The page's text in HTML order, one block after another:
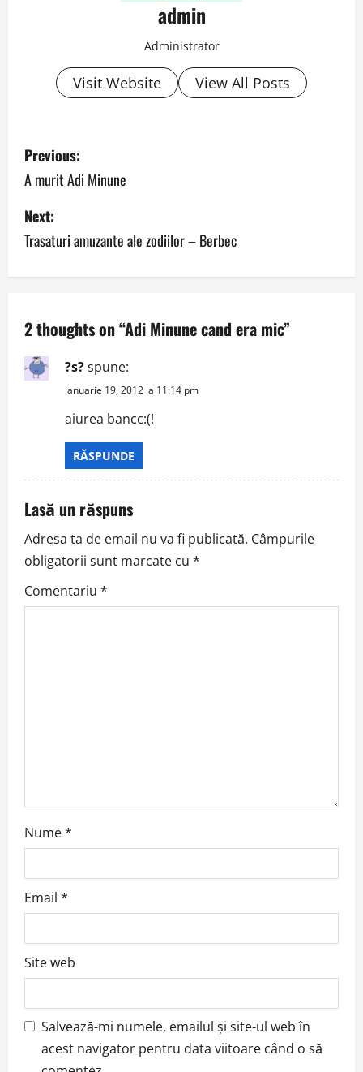
admin
Administrator
Visit Website View All Posts
P
o
s
t
n
a
v
i
t
i
o
n
Previous:
A murit Adi Minune
Next:
Trasaturi amuzante ale zodiilor – Berbec
2 thoughts on “Adi Minune cand era mic”
?s?spune:
ianuarie 19, 2012 la 11:14 pm
aiurea bancc:(!
RĂSPUNDE
Lasă un răspuns
Adresa ta de email nu va fi publicată. Câmpurile
obligatorii sunt marcate cu *
Comentariu *
Nume*
Email *
Site web
Salvează-mi numele, emailul și site-ul web în
acest navigator pentru data viitoare când o să